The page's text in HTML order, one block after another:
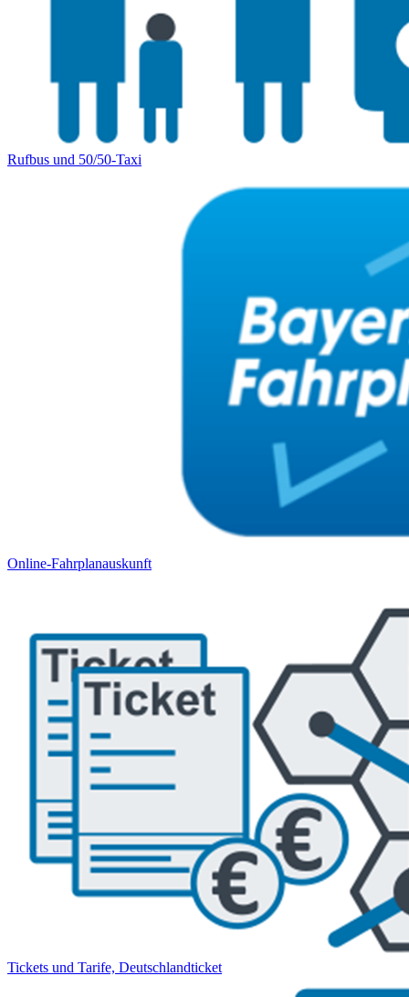
Rufbus und 50/50-Taxi
Online-Fahrplanauskunft
Tickets und Tarife, Deutschlandticket